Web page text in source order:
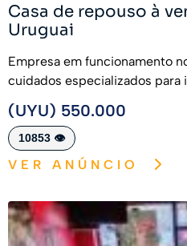
Casa de repouso à
Uruguai
Empresa em funcionamento
cuidados especializados para
(UYU) 550.000
10853 👁️
VER ANÚNCIO